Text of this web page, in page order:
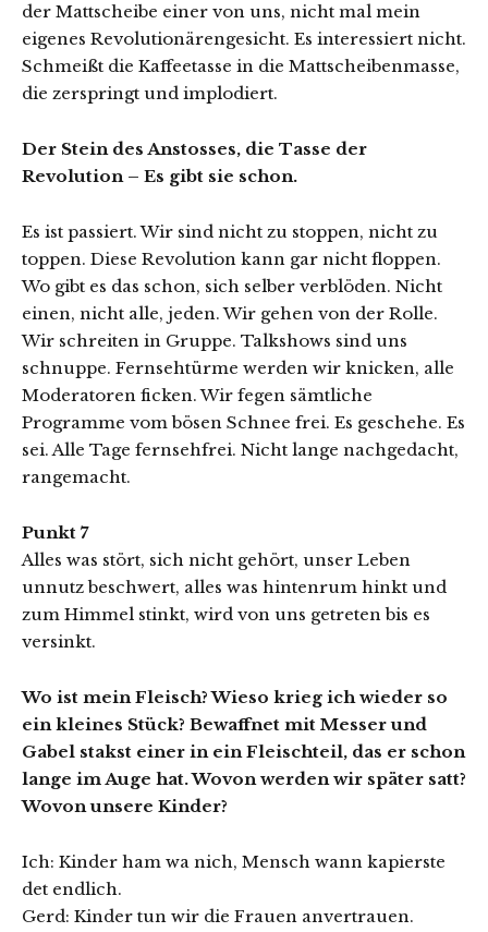
der Mattscheibe einer von uns, nicht mal mein
eigenes Revolutionärengesicht. Es interessiert nicht.
Schmeißt die Kaffeetasse in die Mattscheibenmasse,
die zerspringt und implodiert.
Der Stein des Anstosses, die Tasse der
Revolution – Es gibt sie schon.
Es ist passiert. Wir sind nicht zu stoppen, nicht zu
toppen. Diese Revolution kann gar nicht floppen.
Wo gibt es das schon, sich selber verblöden. Nicht
einen, nicht alle, jeden. Wir gehen von der Rolle.
Wir schreiten in Gruppe. Talkshows sind uns
schnuppe. Fernsehtürme werden wir knicken, alle
Moderatoren ficken. Wir fegen sämtliche
Programme vom bösen Schnee frei. Es geschehe. Es
sei. Alle Tage fernsehfrei. Nicht lange nachgedacht,
rangemacht.
Punkt 7
Alles was stört, sich nicht gehört, unser Leben
unnutz beschwert, alles was hintenrum hinkt und
zum Himmel stinkt, wird von uns getreten bis es
versinkt.
Wo ist mein Fleisch? Wieso krieg ich wieder so
ein kleines Stück? Bewaffnet mit Messer und
Gabel stakst einer in ein Fleischteil, das er schon
lange im Auge hat. Wovon werden wir später satt?
Wovon unsere Kinder?
Ich: Kinder ham wa nich, Mensch wann kapierste
det endlich.
Gerd: Kinder tun wir die Frauen anvertrauen.